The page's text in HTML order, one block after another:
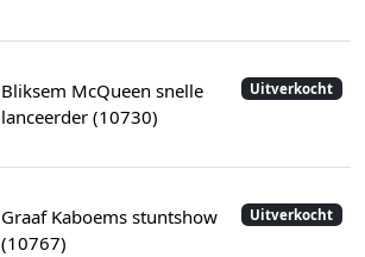
Uitverkocht
Bliksem McQueen snelle
lanceerder (10730)
Uitverkocht
Graaf Kaboems stuntshow
(10767)